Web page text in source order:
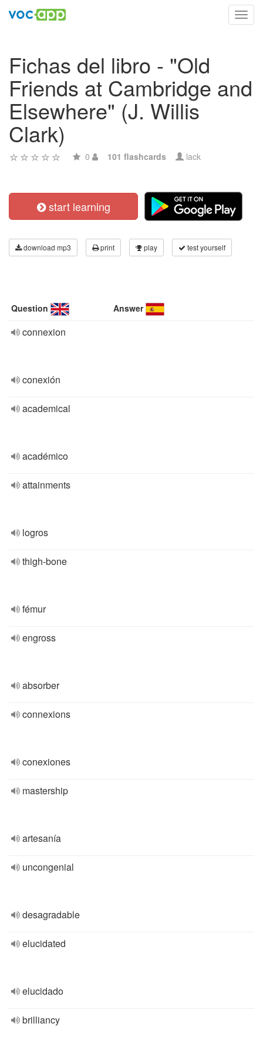
Fichas del libro - "Old
Friends at Cambridge and
Elsewhere" (J. Willis
Clark)
0 101 flashcards lack
start learning
download mp3 print play test yourself
Question Answer
connexion
conexión
academical
académico
attainments
logros
thigh-bone
fémur
engross
absorber
connexions
conexiones
mastership
artesanía
uncongenial
desagradable
elucidated
elucidado
brilliancy